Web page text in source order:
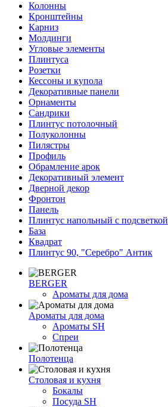
Колонны
Кронштейны
Карниз
Молдинги
Угловые элементы
Плинтуса
Розетки
Кессоны и купола
Декоративные панели
Орнаменты
Сандрики
Плинтус потолочный
Полуколонны
Пилястры
Профиль
Обрамление арок
Декоративный элемент
Дверной декор
Фронтон
Панель
Плинтус напольный с подсветкой
База
Квадрат
Плинтус 90, "Серебро" Антик
BERGER
Ароматы для дома
Ароматы для дома
Ароматы SH
Спреи
Полотенца
Столовая и кухня
Бокалы
Посуда SH